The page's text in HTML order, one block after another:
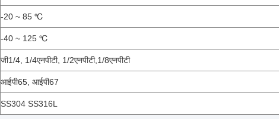
-20 ~ 85 ℃
-40 ~ 125 ℃
जी1/4, 1/4एनपीटी, 1/2एनपीटी,1/8एनपीटी
आईपी65, आईपी67
SS304 SS316L